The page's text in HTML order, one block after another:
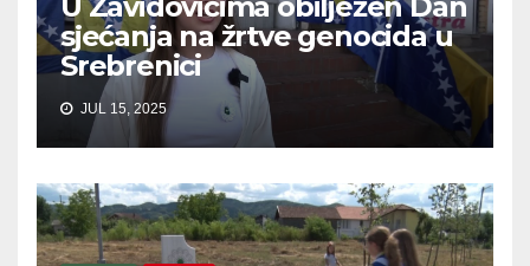
sjećanja na žrtve genocida u
Srebrenici
JUL 15, 2025